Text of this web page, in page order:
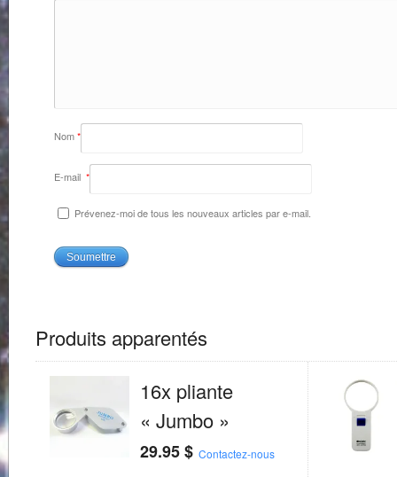
Nom*
E-mail *
Prévenez-moi de tous les nouveaux articles par e-mail.
Produits apparentés
16x pliante
« Jumbo »
29.95$ Contactez-nous